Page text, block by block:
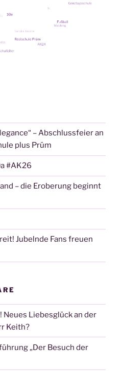
– Abschlussfeier an
plus Prüm
#AK26
– die Eroberung beginnt
Jubelnde Fans freuen
Neues Liebesglück an der
Keith?
„Der Besuch der